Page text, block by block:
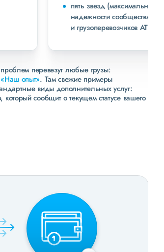
(максимальная оценка) в рейтинге
сообщества транспортных компаний
АТИ
перевезут любые грузы:
«Наш опыт». Там свежие примеры
виды дополнительных услуг:
сообщит о текущем статусе вашего